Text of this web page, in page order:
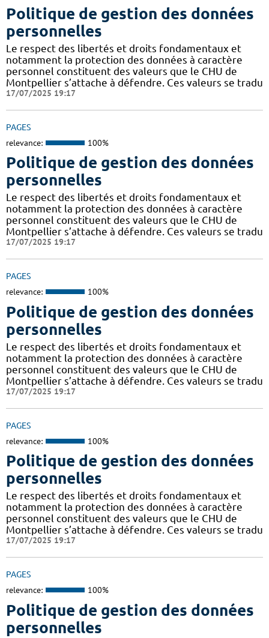
Politique de gestion des données
personnelles
Le respect des libertés et droits fondamentaux et
notamment la protection des données à caractère
personnel constituent des valeurs que le CHU de
Montpellier s’attache à défendre. Ces valeurs se tradu
17/07/2025 19:17
PAGES
relevance: 100%
Politique de gestion des données
personnelles
Le respect des libertés et droits fondamentaux et
notamment la protection des données à caractère
personnel constituent des valeurs que le CHU de
Montpellier s’attache à défendre. Ces valeurs se tradu
17/07/2025 19:17
PAGES
relevance: 100%
Politique de gestion des données
personnelles
Le respect des libertés et droits fondamentaux et
notamment la protection des données à caractère
personnel constituent des valeurs que le CHU de
Montpellier s’attache à défendre. Ces valeurs se tradu
17/07/2025 19:17
PAGES
relevance: 100%
Politique de gestion des données
personnelles
Le respect des libertés et droits fondamentaux et
notamment la protection des données à caractère
personnel constituent des valeurs que le CHU de
Montpellier s’attache à défendre. Ces valeurs se tradu
17/07/2025 19:17
PAGES
relevance: 100%
Politique de gestion des données
personnelles